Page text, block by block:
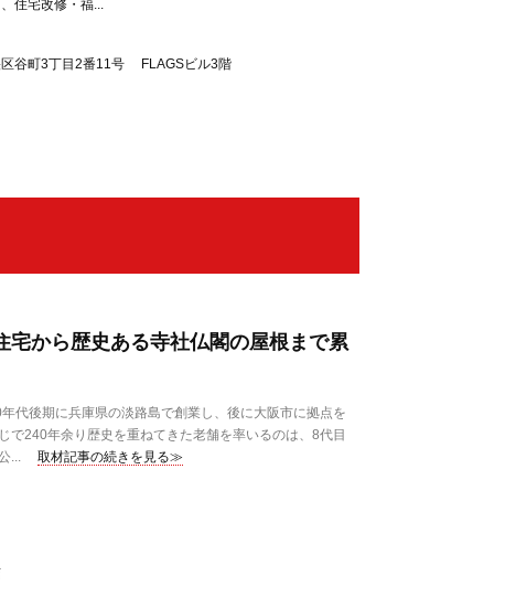
住宅改修・福...
区谷町3丁目2番11号 FLAGSビル3階
宅から歴史ある寺社仏閣の屋根まで累
代後期に兵庫県の淡路島で創業し、後に大阪市に拠点を
で240年余り歴史を重ねてきた老舗を率いるのは、8代目
...
取材記事の続きを見る≫